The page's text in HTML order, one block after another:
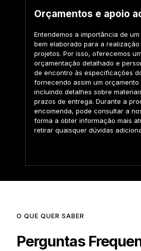
Orçamentos e apoio
Entendemos a importância de
bem elaborado para a realização
projetos. Por isso, oferecemos
orçamentação detalhado e
de encontro às especificações
fornecendo assim um orçamento
incluindo detalhes sobre
prazos de entrega. Durante a
encomenda, pode consultar a
forma a obter informação mais
retirar quaisquer dúvidas
O QUE QUER SABER
Perguntas